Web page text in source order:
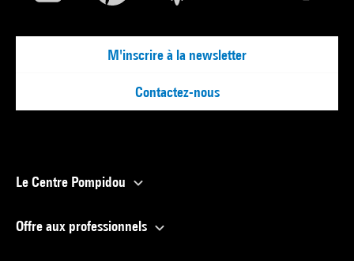
M'inscrire à la newsletter
Contactez-nous
Le Centre Pompidou
Offre aux professionnels